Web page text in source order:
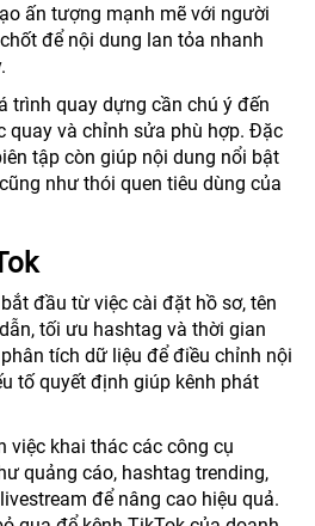
ấn tượng mạnh mẽ với người
để nội dung lan tỏa nhanh
trình quay dựng cần chú ý đến
quay và chỉnh sửa phù hợp. Đặc
tập còn giúp nội dung nổi bật
như thói quen tiêu dùng của
đầu từ việc cài đặt hồ sơ, tên
tối ưu hashtag và thời gian
tích dữ liệu để điều chỉnh nội
tố quyết định giúp kênh phát
việc khai thác các công cụ
quảng cáo, hashtag trending,
để nâng cao hiệu quả.